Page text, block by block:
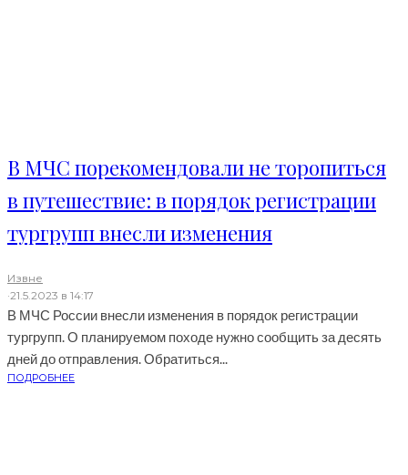
В МЧС порекомендовали не торопиться
в путешествие: в порядок регистрации
тургрупп внесли изменения
Извне
·21.5.2023 в 14:17
В МЧС России внесли изменения в порядок регистрации
тургрупп. О планируемом походе нужно сообщить за десять
дней до отправления. Обратиться...
ПОДРОБНЕЕ